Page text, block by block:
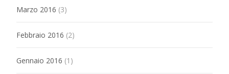
Marzo 2016 (3)
Febbraio 2016 (2)
Gennaio 2016 (1)